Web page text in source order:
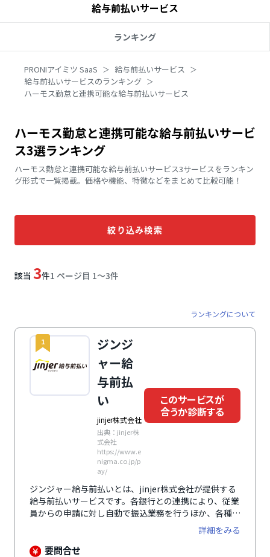
給与前払いサービス
ランキング
PRONIアイミツ SaaS
給与前払いサービス
給与前払いサービスのランキング
ハーモス勤怠と連携可能な給与前払いサービス
ハーモス勤怠と連携可能な給与前払いサービ
ス3選ランキング
ハーモス勤怠と連携可能な給与前払いサービス3サービスをランキン
グ形式で一覧掲載。価格や機能、特徴などをまとめて比較可能！
絞り込み検索
該当 3件1 ページ目 1〜3件
ランキングについて
1
ジンジ
ャー給
与前払
い
jinjer株式会社
出典：jinjer株
式会社
https://www.e
nigma.co.jp/p
ay/
このサービスが
合うか診断する
ジンジャー給与前払いとは、jinjer株式会社が提供する
給与前払いサービスです。各銀行との連携により、従業
員からの申請に対し自動で振込業務を行うほか、各種勤
怠管理システムや給与計算システムとの連携により担当
者の業務負担を軽くします。給与の前払が可能になるこ
とで、求人応募数の向上や従業員の定着率向上にもつな
詳細をみる
要問合せ